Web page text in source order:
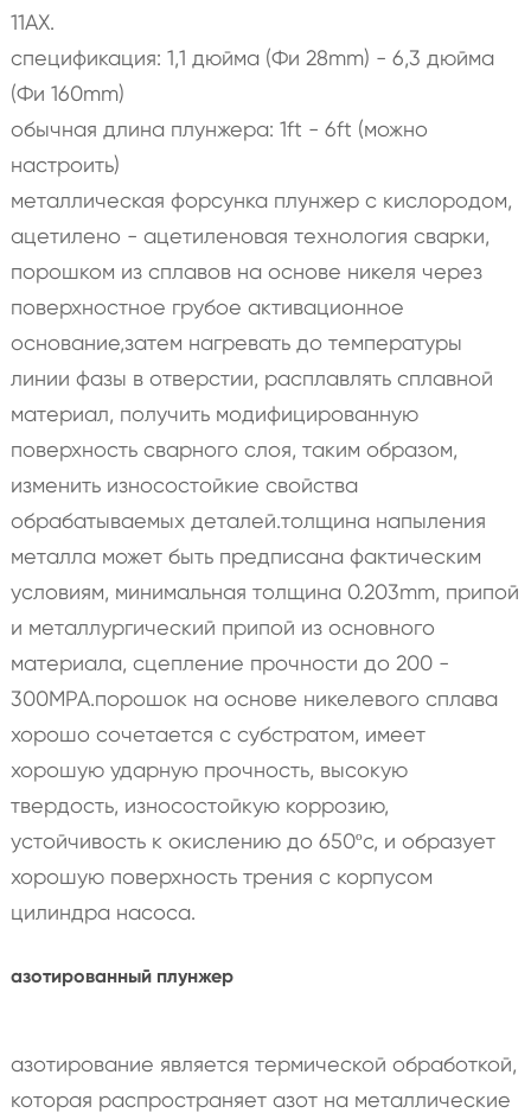
11AX.
спецификация: 1,1 дюйма (Фи 28mm) - 6,3 дюйма
(Фи 160mm)
обычная длина плунжера: 1ft - 6ft (можно
настроить)
металлическая форсунка плунжер с кислородом,
ацетилено - ацетиленовая технология сварки,
порошком из сплавов на основе никеля через
поверхностное грубое активационное
основание,затем нагревать до температуры
линии фазы в отверстии, расплавлять сплавной
материал, получить модифицированную
поверхность сварного слоя, таким образом,
изменить износостойкие свойства
обрабатываемых деталей.толщина напыления
металла может быть предписана фактическим
условиям, минимальная толщина 0.203mm, припой
и металлургический припой из основного
материала, сцепление прочности до 200 -
300MPA.порошок на основе никелевого сплава
хорошо сочетается с субстратом, имеет
хорошую ударную прочность, высокую
твердость, износостойкую коррозию,
устойчивость к окислению до 650ºс, и образует
хорошую поверхность трения с корпусом
цилиндра насоса.
азотированный плунжер
азотирование является термической обработкой,
которая распространяет азот на металлические